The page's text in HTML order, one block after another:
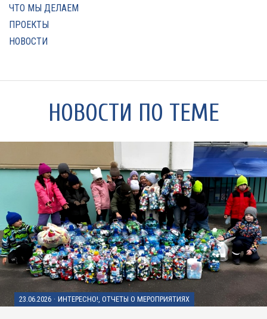
ЧТО МЫ ДЕЛАЕМ
ПРОЕКТЫ
НОВОСТИ
НОВОСТИ ПО ТЕМЕ
23.06.2026 · ИНТЕРЕСНО!, ОТЧЕТЫ О МЕРОПРИЯТИЯХ